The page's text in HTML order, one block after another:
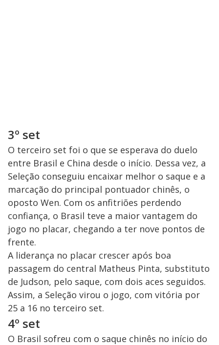
3º set
O terceiro set foi o que se esperava do duelo
entre Brasil e China desde o início. Dessa vez, a
Seleção conseguiu encaixar melhor o saque e a
marcação do principal pontuador chinês, o
oposto Wen. Com os anfitriões perdendo
confiança, o Brasil teve a maior vantagem do
jogo no placar, chegando a ter nove pontos de
frente.
A liderança no placar crescer após boa
passagem do central Matheus Pinta, substituto
de Judson, pelo saque, com dois aces seguidos.
Assim, a Seleção virou o jogo, com vitória por
25 a 16 no terceiro set.
4º set
O Brasil sofreu com o saque chinês no início do